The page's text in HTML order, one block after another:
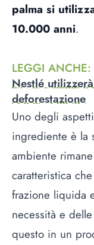
palma si
10.000 anni.
LEGGI ANCHE:
Nestlé
deforestazione
Uno degli
ingrediente è la
ambiente
caratteristica
frazione liquida
necessità e
questo in un